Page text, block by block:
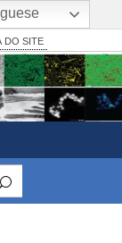
BR
DO SITE